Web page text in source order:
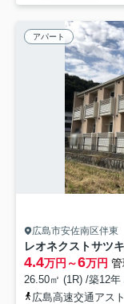
アパート
広島市安佐南区伴東
レオネクストサツ
4.4万円～6万円
26.50㎡ (1R) /築12年
広島高速交通アス